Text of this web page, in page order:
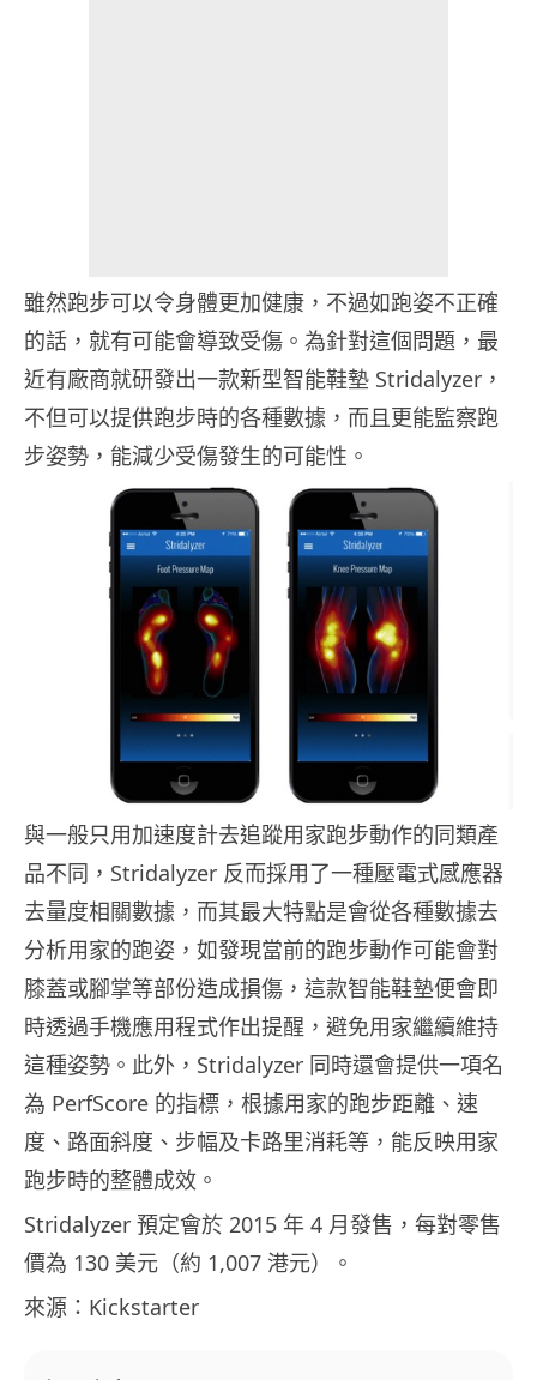
雖然跑步可以令身體更加健康，不過如跑姿不正確
的話，就有可能會導致受傷。為針對這個問題，最
近有廠商就研發出一款新型智能鞋墊 Stridalyzer，
不但可以提供跑步時的各種數據，而且更能監察跑
步姿勢，能減少受傷發生的可能性。
與一般只用加速度計去追蹤用家跑步動作的同類產
品不同，Stridalyzer 反而採用了一種壓電式感應器
去量度相關數據，而其最大特點是會從各種數據去
分析用家的跑姿，如發現當前的跑步動作可能會對
膝蓋或腳掌等部份造成損傷，這款智能鞋墊便會即
時透過手機應用程式作出提醒，避免用家繼續維持
這種姿勢。此外，Stridalyzer 同時還會提供一項名
為 PerfScore 的指標，根據用家的跑步距離、速
度、路面斜度、步幅及卡路里消耗等，能反映用家
跑步時的整體成效。
Stridalyzer 預定會於 2015 年 4 月發售，每對零售
價為 130 美元（約 1,007 港元）。
來源：Kickstarter